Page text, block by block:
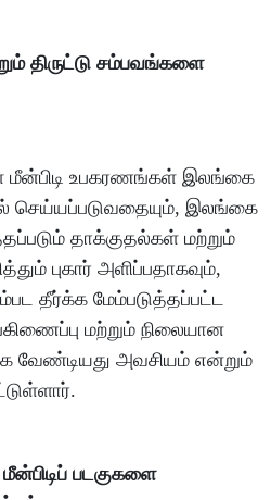
திருட்டு சம்பவங்களை
உபகரணங்கள் இலங்கை
செய்யப்படுவதையும், இலங்கை
தாக்குதல்கள் மற்றும்
புகார் அளிப்பதாகவும்,
தீர்க்க மேம்படுத்தப்பட்ட
மற்றும் நிலையான
வேண்டியது அவசியம் என்றும்
படகுகளை